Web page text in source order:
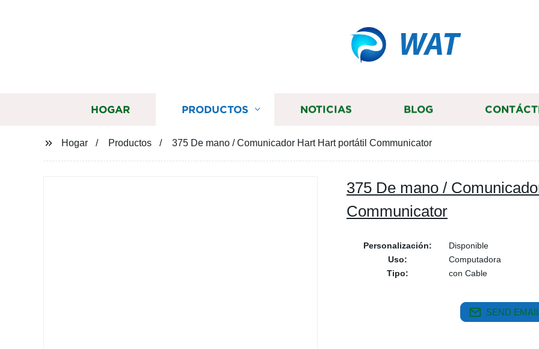
WAT
HOGAR PRODUCTOS NOTICIAS BLOG
Hogar Productos 375 De mano / Comunicador Hart Hart portátil Communicator
375 De mano /
Communicator
Personalización:
Disponible
Uso:
Computadora
Tipo:
con Cable
SEND